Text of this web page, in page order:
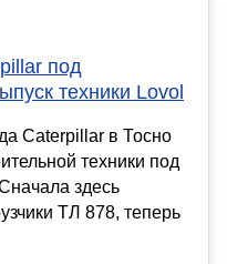
под
техники Lovol
Caterpillar в Тосно
техники под
здесь
ТЛ 878, теперь